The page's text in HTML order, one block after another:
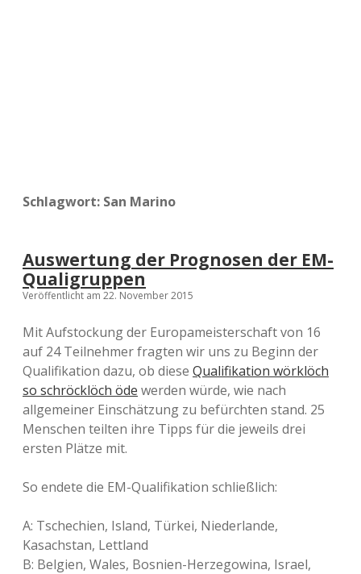
Schlagwort: San Marino
Auswertung der Prognosen der EM-
Qualigruppen
Veröffentlicht am 22. November 2015
Mit Aufstockung der Europameisterschaft von 16
auf 24 Teilnehmer fragten wir uns zu Beginn der
Qualifikation dazu, ob diese Qualifikation wörklöch
so schröcklöch öde werden würde, wie nach
allgemeiner Einschätzung zu befürchten stand. 25
Menschen teilten ihre Tipps für die jeweils drei
ersten Plätze mit.
So endete die EM-Qualifikation schließlich:
A: Tschechien, Island, Türkei, Niederlande,
Kasachstan, Lettland
B: Belgien, Wales, Bosnien-Herzegowina, Israel,